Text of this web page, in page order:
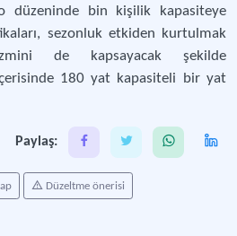
düzeninde bin kişilik kapasiteye
sezonluk etkiden kurtulmak
de kapsayacak şekilde
180 yat kapasiteli bir yat
Paylaş:
Düzeltme önerisi